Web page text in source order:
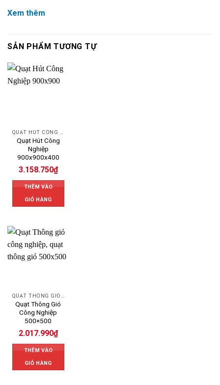
Xem thêm
SẢN PHẨM TƯƠNG TỰ
Quạt Hút Công
Nghiệp
900x900x400
3.158.750₫
THÊM VÀO
GIỎ HÀNG
Quạt Thông Gió
Công Nghiệp
500×500
2.017.990₫
THÊM VÀO
GIỎ HÀNG